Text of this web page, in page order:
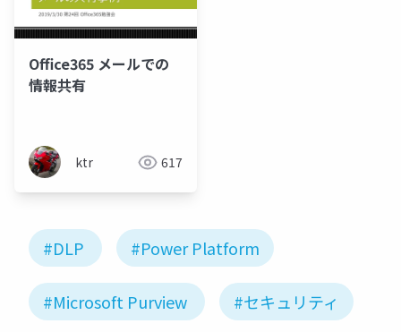
Office365 メールでの
情報共有
ktr 617
#DLP #Power Platform
#Microsoft Purview #セキュリティ